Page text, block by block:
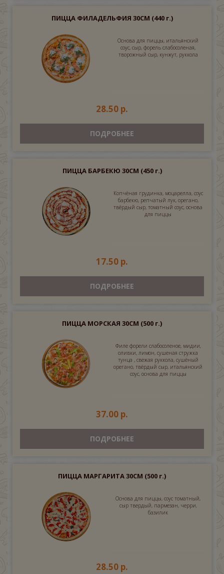
ПИЦЦА ФИЛАДЕЛЬФИЯ 30СМ (440 г.)
Основа для пиццы, итальянский
соус, сыр, форель слабосоленая,
творожный сыр, кунжут, руккола
28.50 р.
ПОДРОБНЕЕ
ПИЦЦА БАРБЕКЮ 30СМ (450 г.)
Копчёная грудинка, моцарелла, соус
барбекю, репчатый лук, орегано,
твёрдый сыр, томатный соус, основа
для пиццы
17.50 р.
ПОДРОБНЕЕ
ПИЦЦА МОРСКАЯ 30СМ (500 г.)
Филе форели слабосоленое, мидии,
оливки, лимон, сушеная стружка
тунца , свежая руккола, сушёный
орегано, твёрдый сыр, итальянский
соус, основа для пиццы
37.00 р.
ПОДРОБНЕЕ
ПИЦЦА МАРГАРИТА 30СМ (500 г.)
Основа для пиццы, соус томатный,
сыр твердый, пармезан, черри,
базилик
28.50 р.